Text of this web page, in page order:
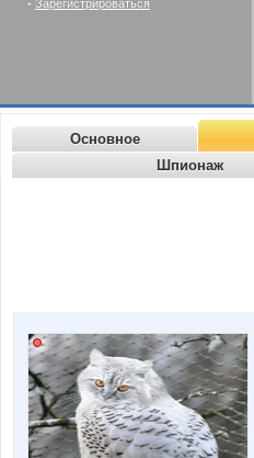
- Зарегистрироваться
Основное
Шпионаж